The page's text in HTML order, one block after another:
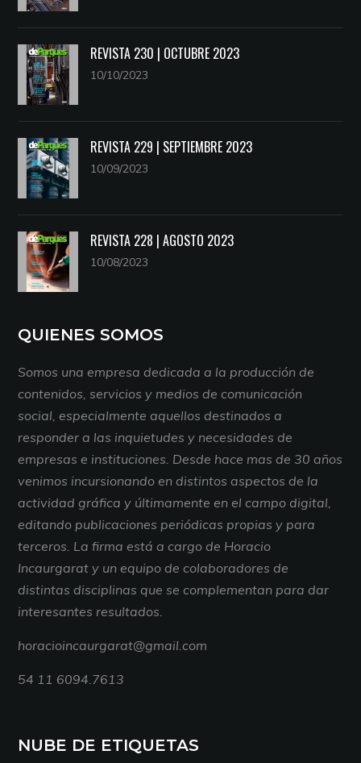
REVISTA 230 | OCTUBRE 2023
10/10/2023
REVISTA 229 | SEPTIEMBRE 2023
10/09/2023
REVISTA 228 | AGOSTO 2023
10/08/2023
QUIENES SOMOS
Somos una empresa dedicada a la producción de
contenidos, servicios y medios de comunicación
social, especialmente aquellos destinados a
responder a las inquietudes y necesidades de
empresas e instituciones. Desde hace mas de 30 años
venimos incursionando en distintos aspectos de la
actividad gráfica y últimamente en el campo digital,
editando publicaciones periódicas propias y para
terceros. La firma está a cargo de Horacio
Incaurgarat y un equipo de colaboradores de
distintas disciplinas que se complementan para dar
interesantes resultados.
horacioincaurgarat@gmail.com
54 11 6094.7613
NUBE DE ETIQUETAS